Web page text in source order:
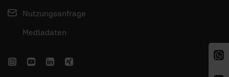
Nutzungsanfrage
Mediadaten